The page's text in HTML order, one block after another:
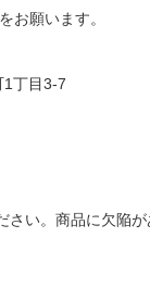
お願います。
1丁目3-7
さい。商品に欠陥